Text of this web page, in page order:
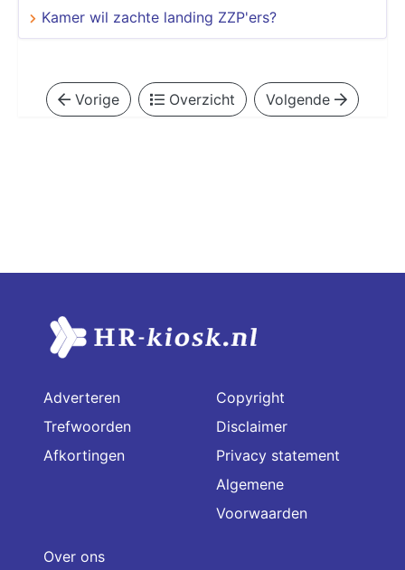
Kamer wil zachte landing ZZP'ers?
Vorige Overzicht Volgende
Adverteren
Trefwoorden
Afkortingen
Copyright
Disclaimer
Privacy statement
Algemene
Voorwaarden
Over ons